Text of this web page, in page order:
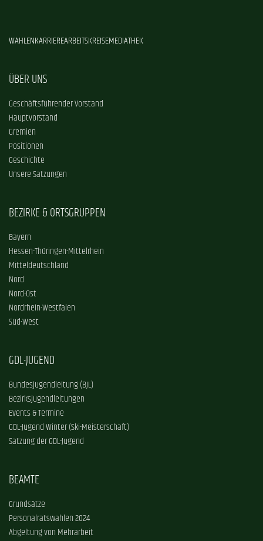
WAHLENKARRIEREARBEITSKREISEMEDIATHEK
ÜBER UNS
Geschäftsführender Vorstand
Hauptvorstand
Gremien
Positionen
Geschichte
Unsere Satzungen
BEZIRKE & ORTSGRUPPEN
Bayern
Hessen-Thüringen-Mittelrhein
Mitteldeutschland
Nord
Nord-Ost
Nordrhein-Westfalen
Süd-West
GDL-JUGEND
Bundesjugendleitung (BJL)
Bezirksjugendleitungen
Events & Termine
GDL-Jugend Winter (Ski-Meisterschaft)
Satzung der GDL-Jugend
BEAMTE
Grundsätze
Personalratswahlen 2024
Abgeltung von Mehrarbeit